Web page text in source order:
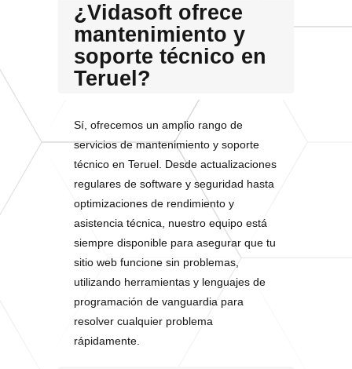
¿Vidasoft ofrece
mantenimiento y
soporte técnico en
Teruel?
Sí, ofrecemos un amplio rango de
servicios de mantenimiento y soporte
técnico en Teruel. Desde actualizaciones
regulares de software y seguridad hasta
optimizaciones de rendimiento y
asistencia técnica, nuestro equipo está
siempre disponible para asegurar que tu
sitio web funcione sin problemas,
utilizando herramientas y lenguajes de
programación de vanguardia para
resolver cualquier problema
rápidamente.